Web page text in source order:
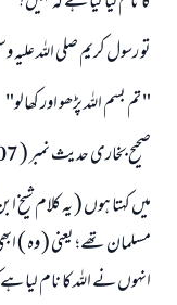
تو رسول كريم صلى اللہ
" تم بسم اللہ پڑھو اور كھالو"
صحيح بخارى حديث نمبر ( 5507 ).
ميں كہتا ہوں ( يہ كلام
مسلمان تھے؛ يعنى ( وہ )
انہوں نے اللہ كا نام ليا